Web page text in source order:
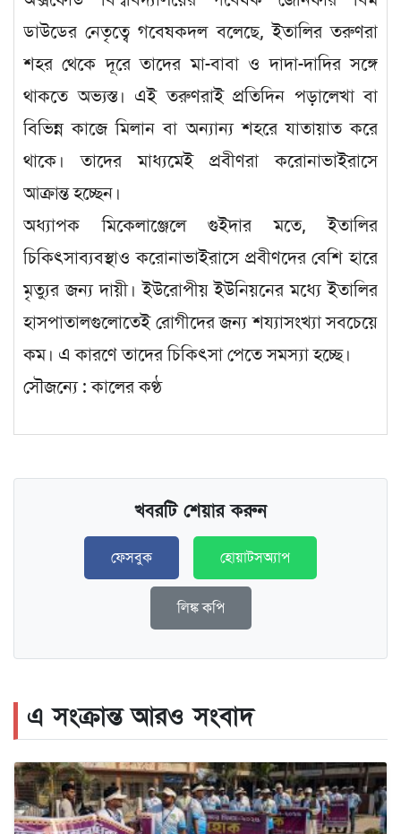
ডাউডের নেতৃত্বে গবেষকদল বলেছে, ইতালির তরুণরা
শহর থেকে দূরে তাদের মা-বাবা ও দাদা-দাদির সঙ্গে
থাকতে অভ্যস্ত। এই তরুণরাই প্রতিদিন পড়ালেখা বা
বিভিন্ন কাজে মিলান বা অন্যান্য শহরে যাতায়াত করে
থাকে। তাদের মাধ্যমেই প্রবীণরা করোনাভাইরাসে
আক্রান্ত হচ্ছেন।
অধ্যাপক মিকেলাঞ্জেলে গুইদার মতে, ইতালির
চিকিৎসাব্যবস্থাও করোনাভাইরাসে প্রবীণদের বেশি হারে
মৃত্যুর জন্য দায়ী। ইউরোপীয় ইউনিয়নের মধ্যে ইতালির
হাসপাতালগুলোতেই রোগীদের জন্য শয্যাসংখ্যা সবচেয়ে
কম। এ কারণে তাদের চিকিৎসা পেতে সমস্যা হচ্ছে।
সৌজন্যে : কালের কণ্ঠ
খবরটি শেয়ার করুন
ফেসবুক হোয়াটসঅ্যাপ
লিঙ্ক কপি
এ সংক্রান্ত আরও সংবাদ